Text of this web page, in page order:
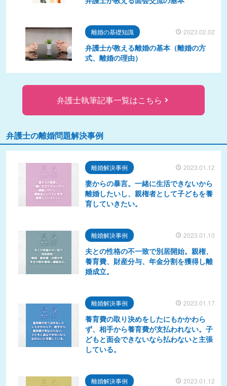
離婚の基礎知識 2023.02.02
弁護士が教える離婚の基本（離婚の方
式、離婚の理由）
弁護士執筆記事一覧はこちら
弁護士の離婚問題解決事例
離婚解決事例 2023.01.12
妻からの暴言。一緒に生活できないから
離婚したいし、親権者として子どもを養
育していきたい。
離婚解決事例 2023.01.10
夫との性格の不一致で別居開始。親権、
養育費、財産分与、年金分割を獲得し離
婚成立。
離婚解決事例 2023.01.17
養育費の取り決めをしたにもかかわら
ず、相手から養育費が支払われない。子
どもと面会できないなら払わないと主張
している。
離婚解決事例 2023.01.12